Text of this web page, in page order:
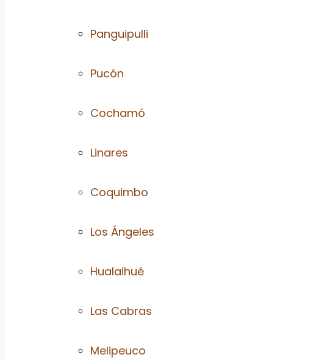
Panguipulli
Pucón
Cochamó
Linares
Coquimbo
Los Ángeles
Hualaihué
Las Cabras
Melipeuco